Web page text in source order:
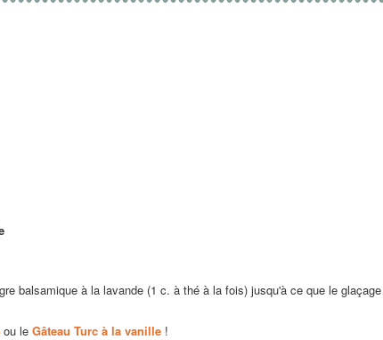
balsamique à la lavande (1 c. à thé à la fois) jusqu'à ce que le glaçage
ou le Gâteau Turc à la vanille !